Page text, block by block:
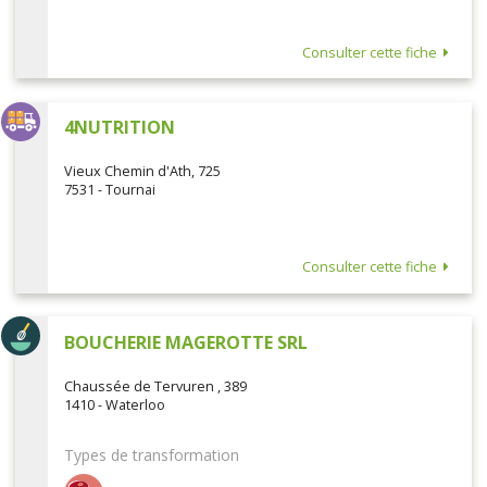
Consulter cette fiche
4NUTRITION
Vieux Chemin d'Ath, 725
7531 - Tournai
Consulter cette fiche
BOUCHERIE MAGEROTTE SRL
Chaussée de Tervuren , 389
1410 - Waterloo
Types de transformation